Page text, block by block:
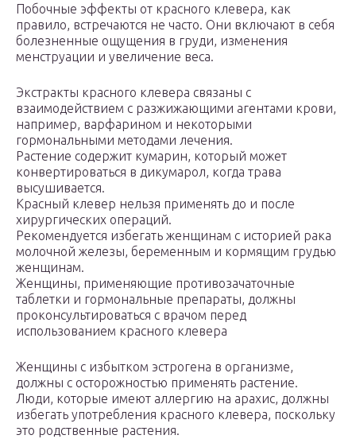
Побочные эффекты от красного клевера, как
правило, встречаются не часто. Они включают в себя
болезненные ощущения в груди, изменения
менструации и увеличение веса.
Экстракты красного клевера связаны с
взаимодействием с разжижающими агентами крови,
например, варфарином и некоторыми
гормональными методами лечения.
Растение содержит кумарин, который может
конвертироваться в дикумарол, когда трава
высушивается.
Красный клевер нельзя применять до и после
хирургических операций.
Рекомендуется избегать женщинам с историей рака
молочной железы, беременным и кормящим грудью
женщинам.
Женщины, применяющие противозачаточные
таблетки и гормональные препараты, должны
проконсультироваться с врачом перед
использованием красного клевера
Женщины с избытком эстрогена в организме,
должны с осторожностью применять растение.
Люди, которые имеют аллергию на арахис, должны
избегать употребления красного клевера, поскольку
это родственные растения.